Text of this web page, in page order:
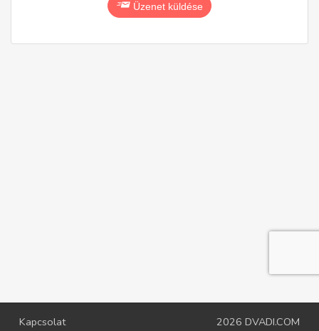
Üzenet küldése
Kapcsolat
2026 DVADI.COM